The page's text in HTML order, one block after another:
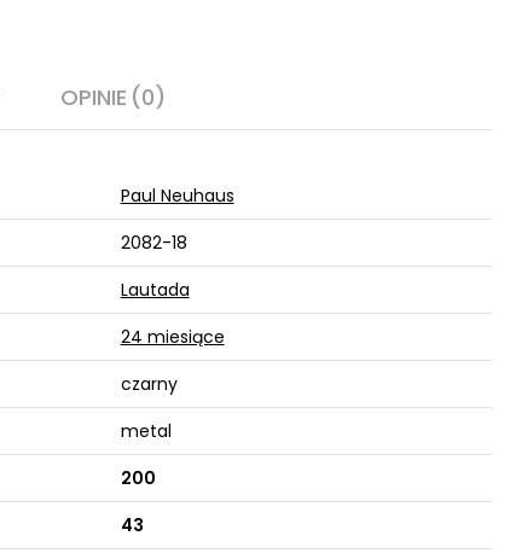
OPINIE (0)
Paul Neuhaus
2082-18
Lautada
24 miesiące
czarny
metal
200
43